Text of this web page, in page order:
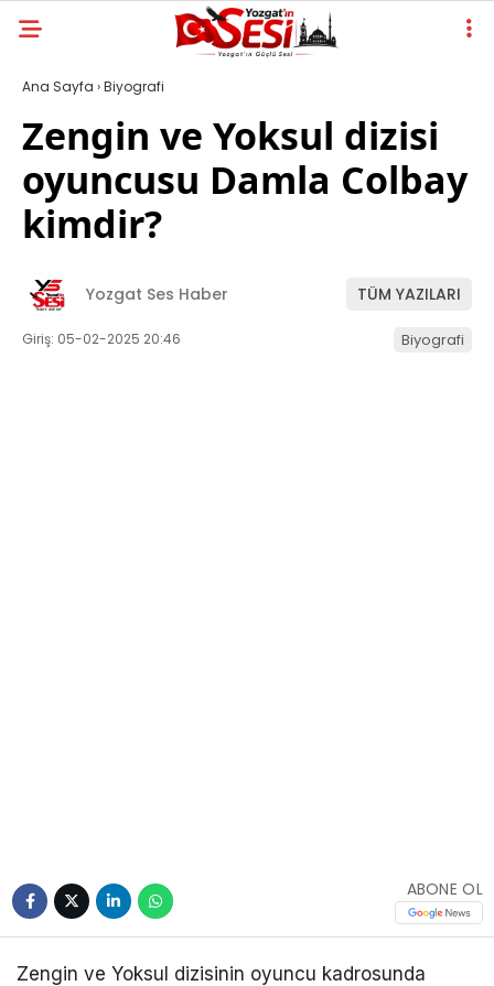
Ana Sayfa ›Biyografi
Zengin ve Yoksul dizisi
oyuncusu Damla Colbay
kimdir?
Yozgat Ses Haber TÜM YAZILARI
Giriş: 05-02-2025 20:46 Biyografi
ABONE OL
Zengin ve Yoksul dizisinin oyuncu kadrosunda